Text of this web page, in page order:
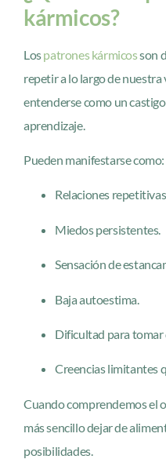
kármicos?
Lospatrones kármicosson
repetir a lo largo de
entenderse como un
aprendizaje.
Pueden manifestarse como:
Relaciones
Miedos persistentes.
Sensación de
Baja autoestima.
Dificultad para tomar
Creencias limitantes
Cuando comprendemos el
más sencillo dejar de
posibilidades.